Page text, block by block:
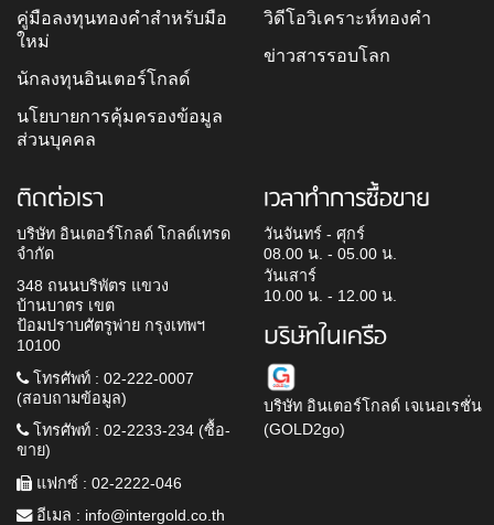
คู่มือลงทุนทองคำสำหรับมือ
ใหม่
นักลงทุนอินเตอร์โกลด์
นโยบายการคุ้มครองข้อมูล
ส่วนบุคคล
วิดีโอวิเคราะห์ทองคำ
ข่าวสารรอบโลก
ติดต่อเรา
บริษัท อินเตอร์โกลด์ โกลด์เทรด
จำกัด
348 ถนนบริพัตร แขวง
บ้านบาตร เขต
ป้อมปราบศัตรูพ่าย กรุงเทพฯ
10100
โทรศัพท์ : 02-222-0007
(สอบถามข้อมูล)
โทรศัพท์ : 02-2233-234 (ซื้อ-
ขาย)
แฟกซ์ : 02-2222-046
อีเมล : info@intergold.co.th
เวลาทำการซื้อขาย
วันจันทร์ - ศุกร์
08.00 น. - 05.00 น.
วันเสาร์
10.00 น. - 12.00 น.
บริษัทในเครือ
บริษัท อินเตอร์โกลด์ เจเนอเรชั่น
(GOLD2go)